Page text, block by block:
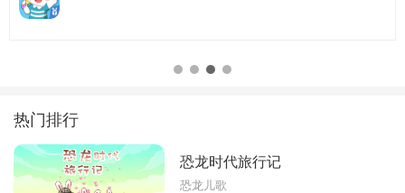
热门排行
恐龙时代旅行记
恐龙儿歌